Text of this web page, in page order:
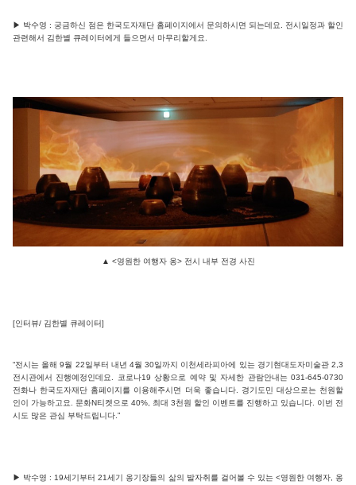
▶ 박수영 : 궁금하신 점은 한국도자재단 홈페이지에서 문의하시면 되는데요. 전시일정과 할인
관련해서 김한별 큐레이터에게 들으면서 마무리할게요.
▲ <영원한 여행자 옹> 전시 내부 전경 사진
[인터뷰/ 김한별 큐레이터]
“전시는 올해 9월 22일부터 내년 4월 30일까지 이천세라피아에 있는 경기현대도자미술관 2,3
전시관에서 진행예정인데요. 코로나19 상황으로 예약 및 자세한 관람안내는 031-645-0730
전화나 한국도자재단 홈페이지를 이용해주시면 더욱 좋습니다. 경기도민 대상으로는 천원할
인이 가능하고요. 문화N티켓으로 40%, 최대 3천원 할인 이벤트를 진행하고 있습니다. 이번 전
시도 많은 관심 부탁드립니다.”
▶ 박수영 : 19세기부터 21세기 옹기장들의 삶의 발자취를 걸어볼 수 있는 <영원한 여행자, 옹